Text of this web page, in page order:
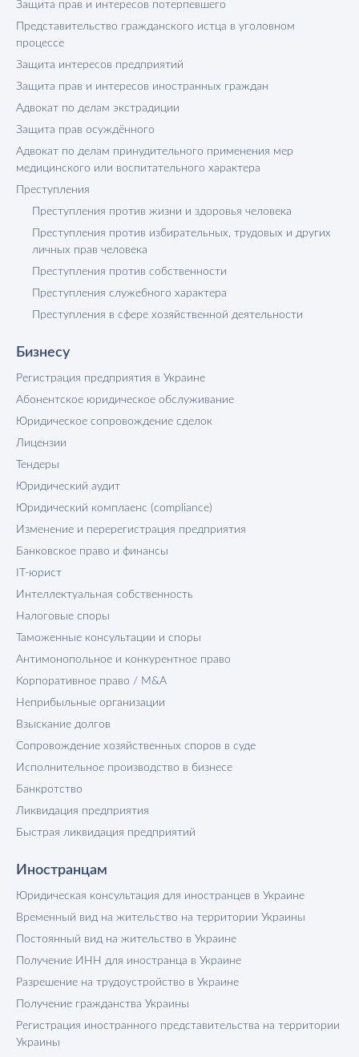
Защита прав и интересов потерпевшего
Представительство гражданского истца в уголовном
процессе
Защита интересов предприятий
Защита прав и интересов иностранных граждан
Адвокат по делам экстрадиции
Защита прав осуждённого
Адвокат по делам принудительного применения мер
медицинского или воспитательного характера
Преступления
Преступления против жизни и здоровья человека
Преступления против избирательных, трудовых и других
личных прав человека
Преступления против собственности
Преступления служебного характера
Преступления в сфере хозяйственной деятельности
Бизнесу
Регистрация предприятия в Украине
Абонентское юридическое обслуживание
Юридическое сопровождение сделок
Лицензии
Тендеры
Юридический аудит
Юридический комплаенс (compliance)
Изменение и перерегистрация предприятия
Банковское право и финансы
IT-юрист
Интеллектуальная собственность
Налоговые споры
Таможенные консультации и споры
Антимонопольное и конкурентное право
Корпоративное право / M&A
Неприбыльные организации
Взыскание долгов
Сопровождение хозяйственных споров в суде
Исполнительное производство в бизнесе
Банкротство
Ликвидация предприятия
Быстрая ликвидация предприятий
Иностранцам
Юридическая консультация для иностранцев в Украине
Временный вид на жительство на территории Украины
Постоянный вид на жительство в Украине
Получение ИНН для иностранца в Украине
Разрешение на трудоустройство в Украине
Получение гражданства Украины
Регистрация иностранного представительства на территории
Украины